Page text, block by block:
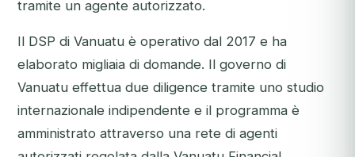
tramite un agente autorizzato.
Il DSP di Vanuatu è operativo dal 2017 e ha
elaborato migliaia di domande. Il governo di
Vanuatu effettua due diligence tramite uno studio
internazionale indipendente e il programma è
amministrato attraverso una rete di agenti